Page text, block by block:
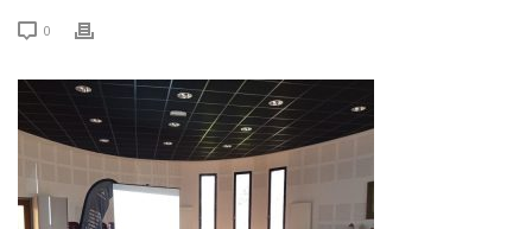
0